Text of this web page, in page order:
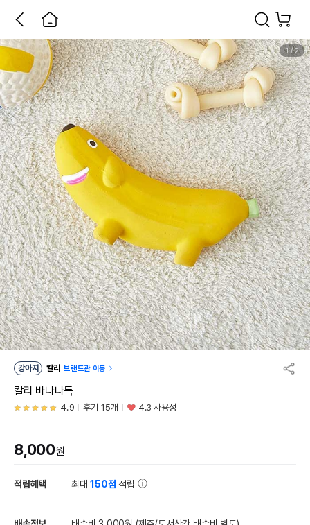
1/2
강아지 칼리 브랜드관 이동
칼리 바나나독
4.9 후기 15개 4.3 사용성
8,000원
적립혜택 최대150점 적립